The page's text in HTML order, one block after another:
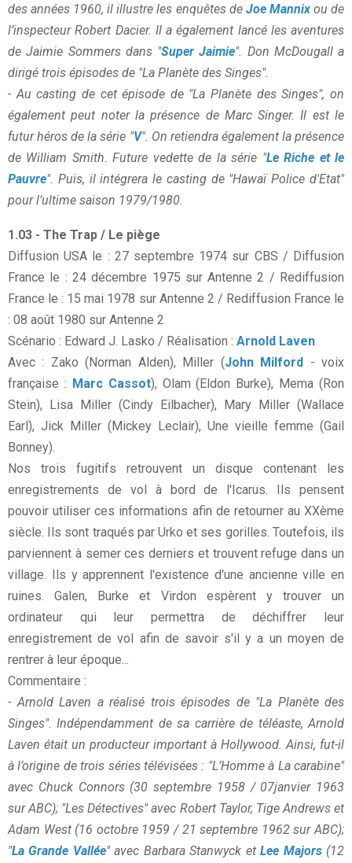
des années 1960, il illustre les enquêtes de Joe Mannixou de
l’inspecteur Robert Dacier. Il a également lancé les aventures
de Jaimie Sommers dans "Super Jaimie". Don McDougall a
dirigé trois épisodes de "La Planète des Singes".
- Au casting de cet épisode de "La Planète des Singes", on
également peut noter la présence de Marc Singer. Il est le
futur héros de la série "V". On retiendra également la présence
de William Smith. Future vedette de la série "Le Riche et le
Pauvre". Puis, il intégrera le casting de "Hawaï Police d'Etat"
pour l’ultime saison 1979/1980.
1.03 - The Trap / Le piège
Diffusion USA le : 27 septembre 1974 sur CBS / Diffusion
France le : 24 décembre 1975 sur Antenne 2 / Rediffusion
France le : 15 mai 1978 sur Antenne 2 / Rediffusion France le
: 08 août 1980 sur Antenne 2
Scénario : Edward J. Lasko / Réalisation : Arnold Laven
Avec : Zako (Norman Alden), Miller (John Milford - voix
française : Marc Cassot), Olam (Eldon Burke), Mema (Ron
Stein), Lisa Miller (Cindy Eilbacher), Mary Miller (Wallace
Earl), Jick Miller (Mickey Leclair), Une vieille femme (Gail
Bonney).
Nos trois fugitifs retrouvent un disque contenant les
enregistrements de vol à bord de l'Icarus. Ils pensent
pouvoir utiliser ces informations afin de retourner au XXème
siècle. Ils sont traqués par Urko et ses gorilles. Toutefois, ils
parviennent à semer ces derniers et trouvent refuge dans un
village. Ils y apprennent l'existence d'une ancienne ville en
ruines. Galen, Burke et Virdon espèrent y trouver un
ordinateur qui leur permettra de déchiffrer leur
enregistrement de vol afin de savoir s'il y a un moyen de
rentrer à leur époque...
Commentaire :
- Arnold Laven a réalisé trois épisodes de "La Planète des
Singes". Indépendamment de sa carrière de téléaste, Arnold
Laven était un producteur important à Hollywood. Ainsi, fut-il
à l’origine de trois séries télévisées : "L’Homme à La carabine"
avec Chuck Connors (30 septembre 1958 / 07janvier 1963
sur ABC); "Les Détectives" avec Robert Taylor, Tige Andrews et
Adam West (16 octobre 1959 / 21 septembre 1962 sur ABC);
"La Grande Vallée" avec Barbara Stanwyck etLee Majors(12